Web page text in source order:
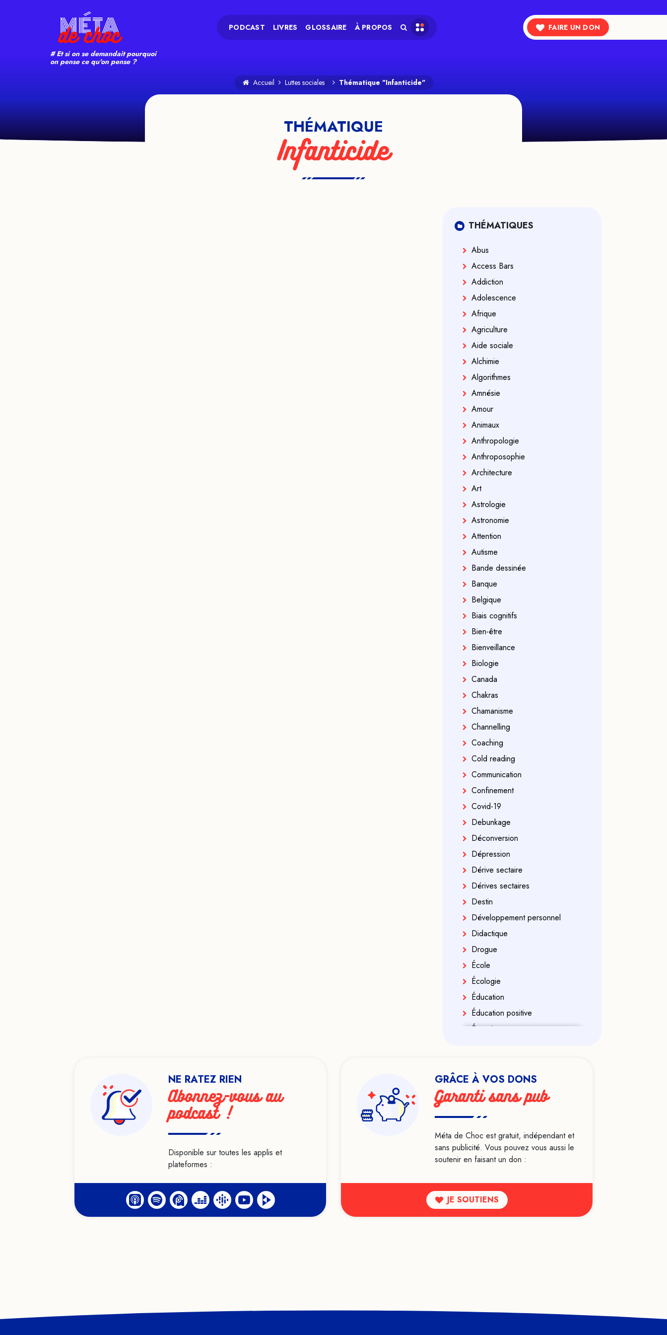
# Et si on se demandait pourquoi
on pense ce qu'on pense ?
PODCAST LIVRES GLOSSAIRE À PROPOS FAIRE UN DON
Accueil Luttes sociales/ Thématique "Infanticide"
THÉMATIQUE
Infanticide
THÉMATIQUES
Abus
Access Bars
Addiction
Adolescence
Afrique
Agriculture
Aide sociale
Alchimie
Algorithmes
Amnésie
Amour
Animaux
Anthropologie
Anthroposophie
Architecture
Art
Astrologie
Astronomie
Attention
Autisme
Bande dessinée
Banque
Belgique
Biais cognitifs
Bien-être
Bienveillance
Biologie
Canada
Chakras
Chamanisme
Channelling
Coaching
Cold reading
Communication
Confinement
Covid-19
Debunkage
Déconversion
Dépression
Dérive sectaire
Dérives sectaires
Destin
Développement personnel
Didactique
Drogue
École
Écologie
Éducation
Éducation positive
Énergies
Enseignement
Ésotérisme
Formation
Genre
Haut potentiel intellectuel
Heuristiques
Infanticide
NE RATEZ RIEN
Abonnez-vous au
podcast !
Disponible sur toutes les applis et
plateformes :
GRÂCE À VOS DONS
Garanti sans pub
Méta de Choc est gratuit, indépendant et
sans publicité. Vous pouvez vous aussi le
soutenir en faisant un don :
JE SOUTIENS